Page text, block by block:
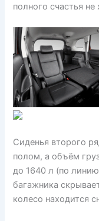
полного счастья
Сиденья второго
полом, а объём
до 1640 л (по
багажника
колесо находится